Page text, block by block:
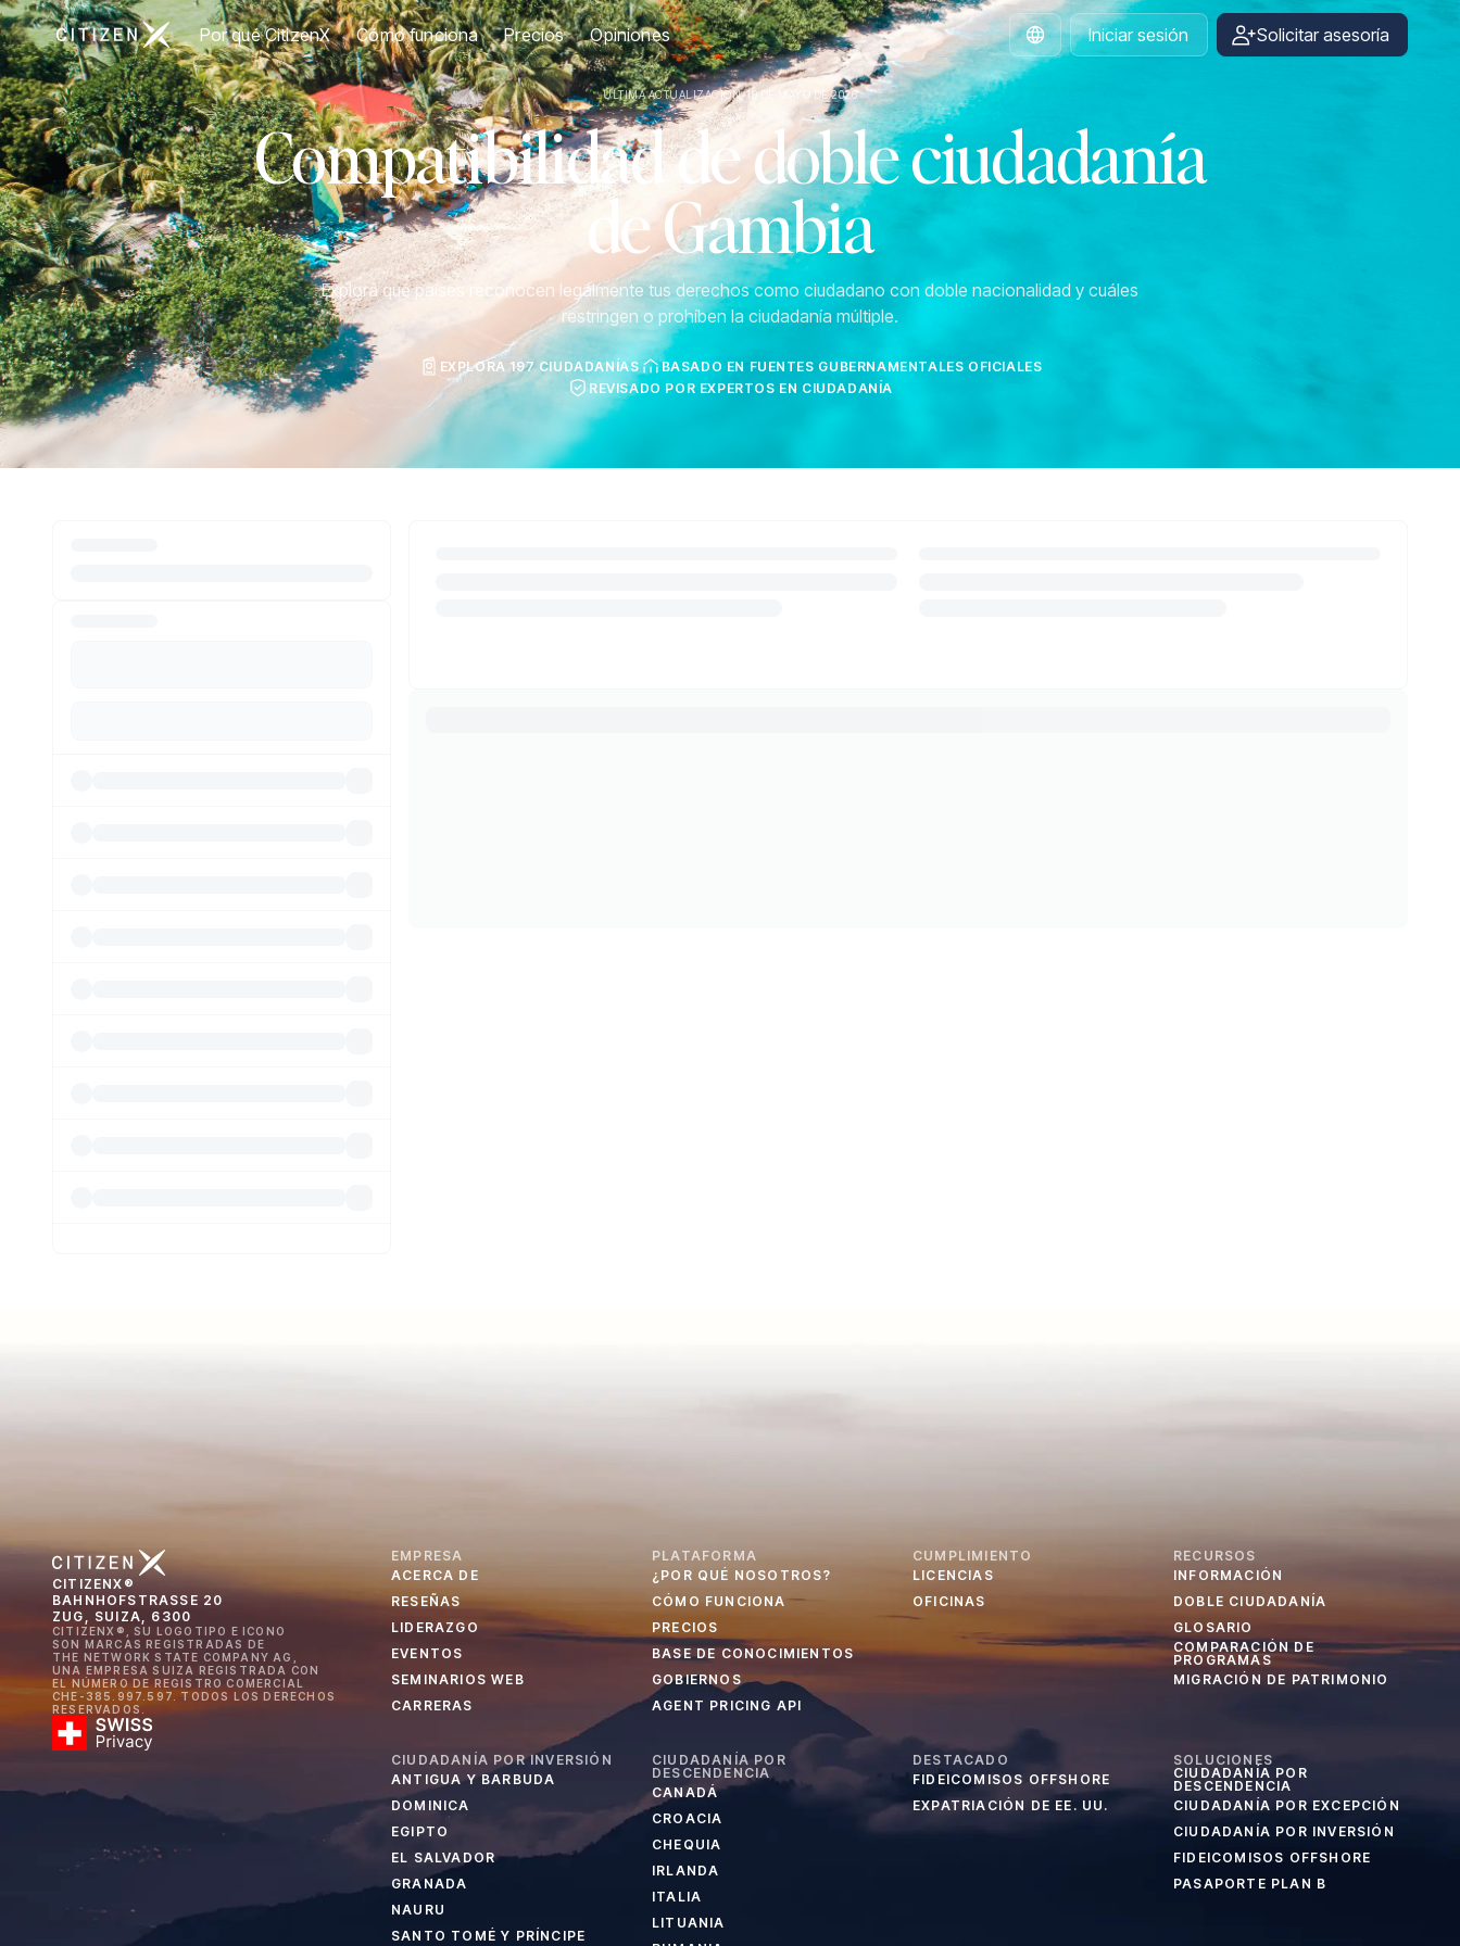
Ir a la página principal de CitizenX
Por qué CitizenX Cómo funciona Precios Opiniones
Spanish
Iniciar sesión Solicitar asesoría
ÚLTIMA ACTUALIZACIÓN: 19 DE MAYO DE 2026
Compatibilidad de doble ciudadanía
de Gambia
Explora qué países reconocen legalmente tus derechos como ciudadano con doble nacionalidad y cuáles
restringen o prohíben la ciudadanía múltiple.
EXPLORA 197 CIUDADANÍAS
BASADO EN FUENTES GUBERNAMENTALES OFICIALES
REVISADO POR EXPERTOS EN CIUDADANÍA
CITIZENX®
BAHNHOFSTRASSE 20
ZUG, SUIZA, 6300
CITIZENX®, SU LOGOTIPO E ICONO
SON MARCAS REGISTRADAS DE
THE NETWORK STATE COMPANY AG,
UNA EMPRESA SUIZA REGISTRADA CON
EL NÚMERO DE REGISTRO COMERCIAL
CHE-385.997.597. TODOS LOS DERECHOS
RESERVADOS.
EMPRESA
ACERCA DE
RESEÑAS
LIDERAZGO
EVENTOS
SEMINARIOS WEB
CARRERAS
PLATAFORMA
¿POR QUÉ NOSOTROS?
CÓMO FUNCIONA
PRECIOS
BASE DE CONOCIMIENTOS
GOBIERNOS
AGENT PRICING API
CUMPLIMIENTO
LICENCIAS
OFICINAS
RECURSOS
INFORMACIÓN
DOBLE CIUDADANÍA
GLOSARIO
COMPARACIÓN DE
PROGRAMAS
MIGRACIÓN DE PATRIMONIO
CIUDADANÍA POR INVERSIÓN
ANTIGUA Y BARBUDA
DOMINICA
EGIPTO
EL SALVADOR
GRANADA
NAURU
SANTO TOMÉ Y PRÍNCIPE
CIUDADANÍA POR
DESCENDENCIA
CANADÁ
CROACIA
CHEQUIA
IRLANDA
ITALIA
LITUANIA
DESTACADO
FIDEICOMISOS OFFSHORE
EXPATRIACIÓN DE EE. UU.
SOLUCIONES
CIUDADANÍA POR
DESCENDENCIA
CIUDADANÍA POR EXCEPCIÓN
CIUDADANÍA POR INVERSIÓN
FIDEICOMISOS OFFSHORE
PASAPORTE PLAN B